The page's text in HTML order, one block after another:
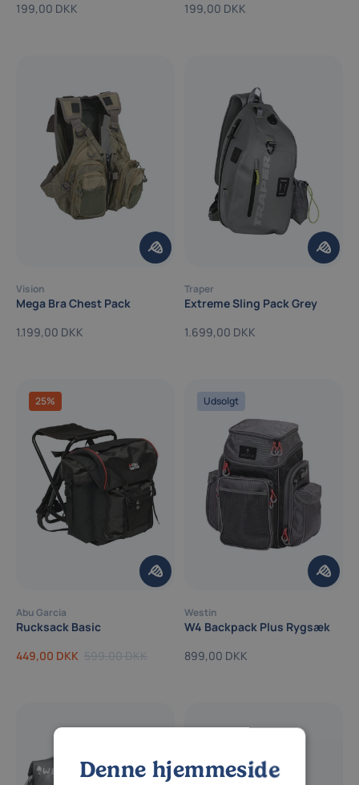
199,00 DKK
199,00 DKK
Vision
Mega Bra Chest Pack
1.199,00 DKK
Traper
Extreme Sling Pack Grey
1.699,00 DKK
25%
Abu Garcia
Rucksack Basic
449,00 DKK 599,00 DKK
Udsolgt
Westin
W4 Backpack Plus Rygsæk
899,00 DKK
Denne hjemmeside